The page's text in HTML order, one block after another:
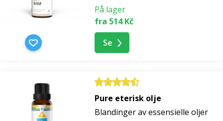
På lager
fra 514 Kč
Se
Pure eterisk olje
Blandinger av essensielle oljer